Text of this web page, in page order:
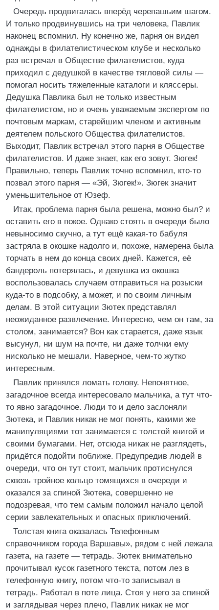
Очередь продвигалась вперёд черепашьим шагом.
И только продвинувшись на три человека, Павлик
наконец вспомнил. Ну конечно же, парня он видел
однажды в филателистическом клубе и несколько
раз встречал в Обществе филателистов, куда
приходил с дедушкой в качестве тягловой силы —
помогал носить тяжеленные каталоги и кляссеры.
Дедушка Павлика был не только известным
филателистом, но и очень уважаемым экспертом по
почтовым маркам, старейшим членом и активным
деятелем польского Общества филателистов.
Выходит, Павлик встречал этого парня в Обществе
филателистов. И даже знает, как его зовут. Зюгек!
Правильно, теперь Павлик точно вспомнил, кто-то
позвал этого парня — «Эй, Зюгек!». Зюгек значит
уменьшительное от Юзеф.
Итак, проблема парня была решена, можно был? и
оставить его в покое. Однако стоять в очереди было
невыносимо скучно, а тут ещё какая-то бабуля
застряла в окошке надолго и, похоже, намерена была
торчать в нем до конца своих дней. Кажется, её
бандероль потерялась, и девушка из окошка
воспользовалась случаем отправиться на розыски
куда-то в подсобку, а может, и по своим личным
делам. В этой ситуации Зютек представлял
неожиданное развлечение. Интересно, чем он там, за
столом, занимается? Вон как старается, даже язык
высунул, ни шум на почте, ни даже толчки ему
нисколько не мешали. Наверное, чем-то жутко
интересным.
Павлик принялся ломать голову. Непонятное,
загадочное всегда интересовало мальчика, а тут что-
то явно загадочное. Люди то и дело заслоняли
Зютека, и Павлик никак не мог понять, какими же
манипуляциями тот занимается с толстой книгой и
своими бумагами. Нет, отсюда никак не разглядеть,
придётся подойти поближе. Предупредив людей в
очереди, что он тут стоит, мальчик протиснулся
сквозь тройное кольцо томящихся в очереди и
оказался за спиной Зютека, совершенно не
подозревая, что тем самым положил начало целой
серии завлекательных и опасных приключений.
Толстая книга оказалась Телефонным
справочником города Варшавы», рядом с ней лежала
газета, на газете — тетрадь. Зютек внимательно
прочитывал кусок газетного текста, потом лез в
телефонную книгу, потом что-то записывал в
тетрадь. Работал в поте лица. Стоя у него за спиной
и заглядывая через плечо, Павлик никак не мог